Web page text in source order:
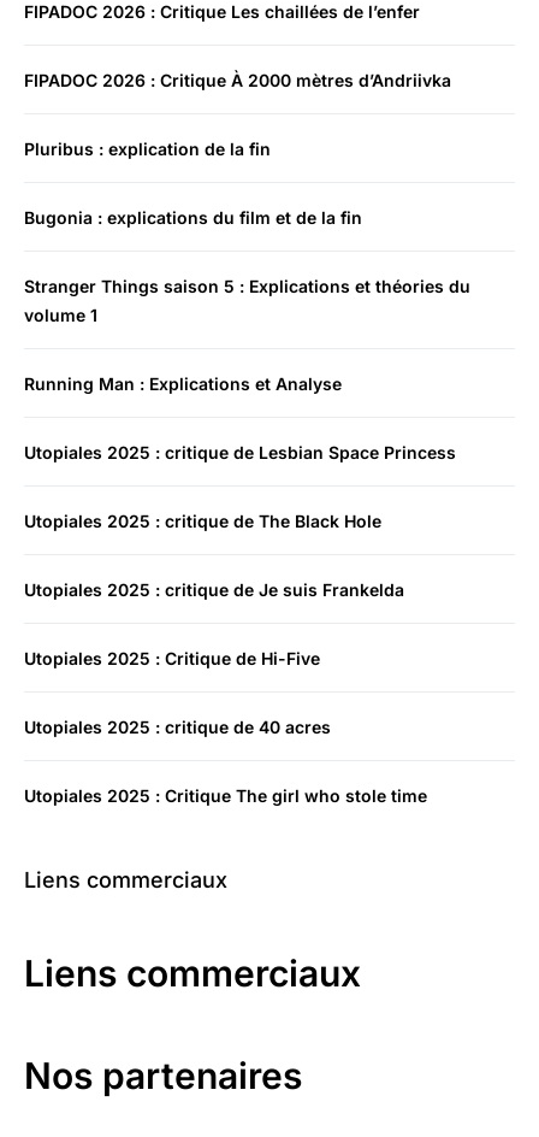
FIPADOC 2026 : Critique Les chaillées de l’enfer
FIPADOC 2026 : Critique À 2000 mètres d’Andriivka
Pluribus : explication de la fin
Bugonia : explications du film et de la fin
Stranger Things saison 5 : Explications et théories du
volume 1
Running Man : Explications et Analyse
Utopiales 2025 : critique de Lesbian Space Princess
Utopiales 2025 : critique de The Black Hole
Utopiales 2025 : critique de Je suis Frankelda
Utopiales 2025 : Critique de Hi-Five
Utopiales 2025 : critique de 40 acres
Utopiales 2025 : Critique The girl who stole time
Liens commerciaux
Liens commerciaux
Nos partenaires